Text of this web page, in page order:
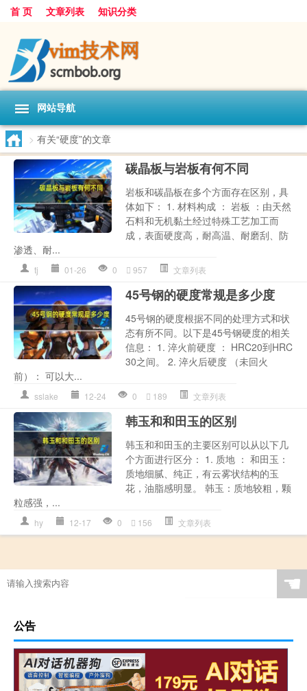
首 页 文章列表 知识分类
网站导航
> 有关“硬度”的文章
碳晶板与岩板有何不同
岩板和碳晶板在多个方面存在区别，具
体如下： 1. 材料构成 ： 岩板 ：由天然
石料和无机黏土经过特殊工艺加工而
成，表面硬度高，耐高温、耐磨刮、防
渗透、耐...
tj 01-26 0 957 文章列表
45号钢的硬度常规是多少度
45号钢的硬度根据不同的处理方式和状
态有所不同。以下是45号钢硬度的相关
信息： 1. 淬火前硬度 ： HRC20到HRC
30之间。 2. 淬火后硬度 （未回火
前）： 可以大...
sslake 12-24 0 189 文章列表
韩玉和和田玉的区别
韩玉和和田玉的主要区别可以从以下几
个方面进行区分： 1. 质地 ： 和田玉：
质地细腻、纯正，有云雾状结构的玉
花，油脂感明显。 韩玉：质地较粗，颗
粒感强，...
hy 12-17 0 156 文章列表
☚
公告